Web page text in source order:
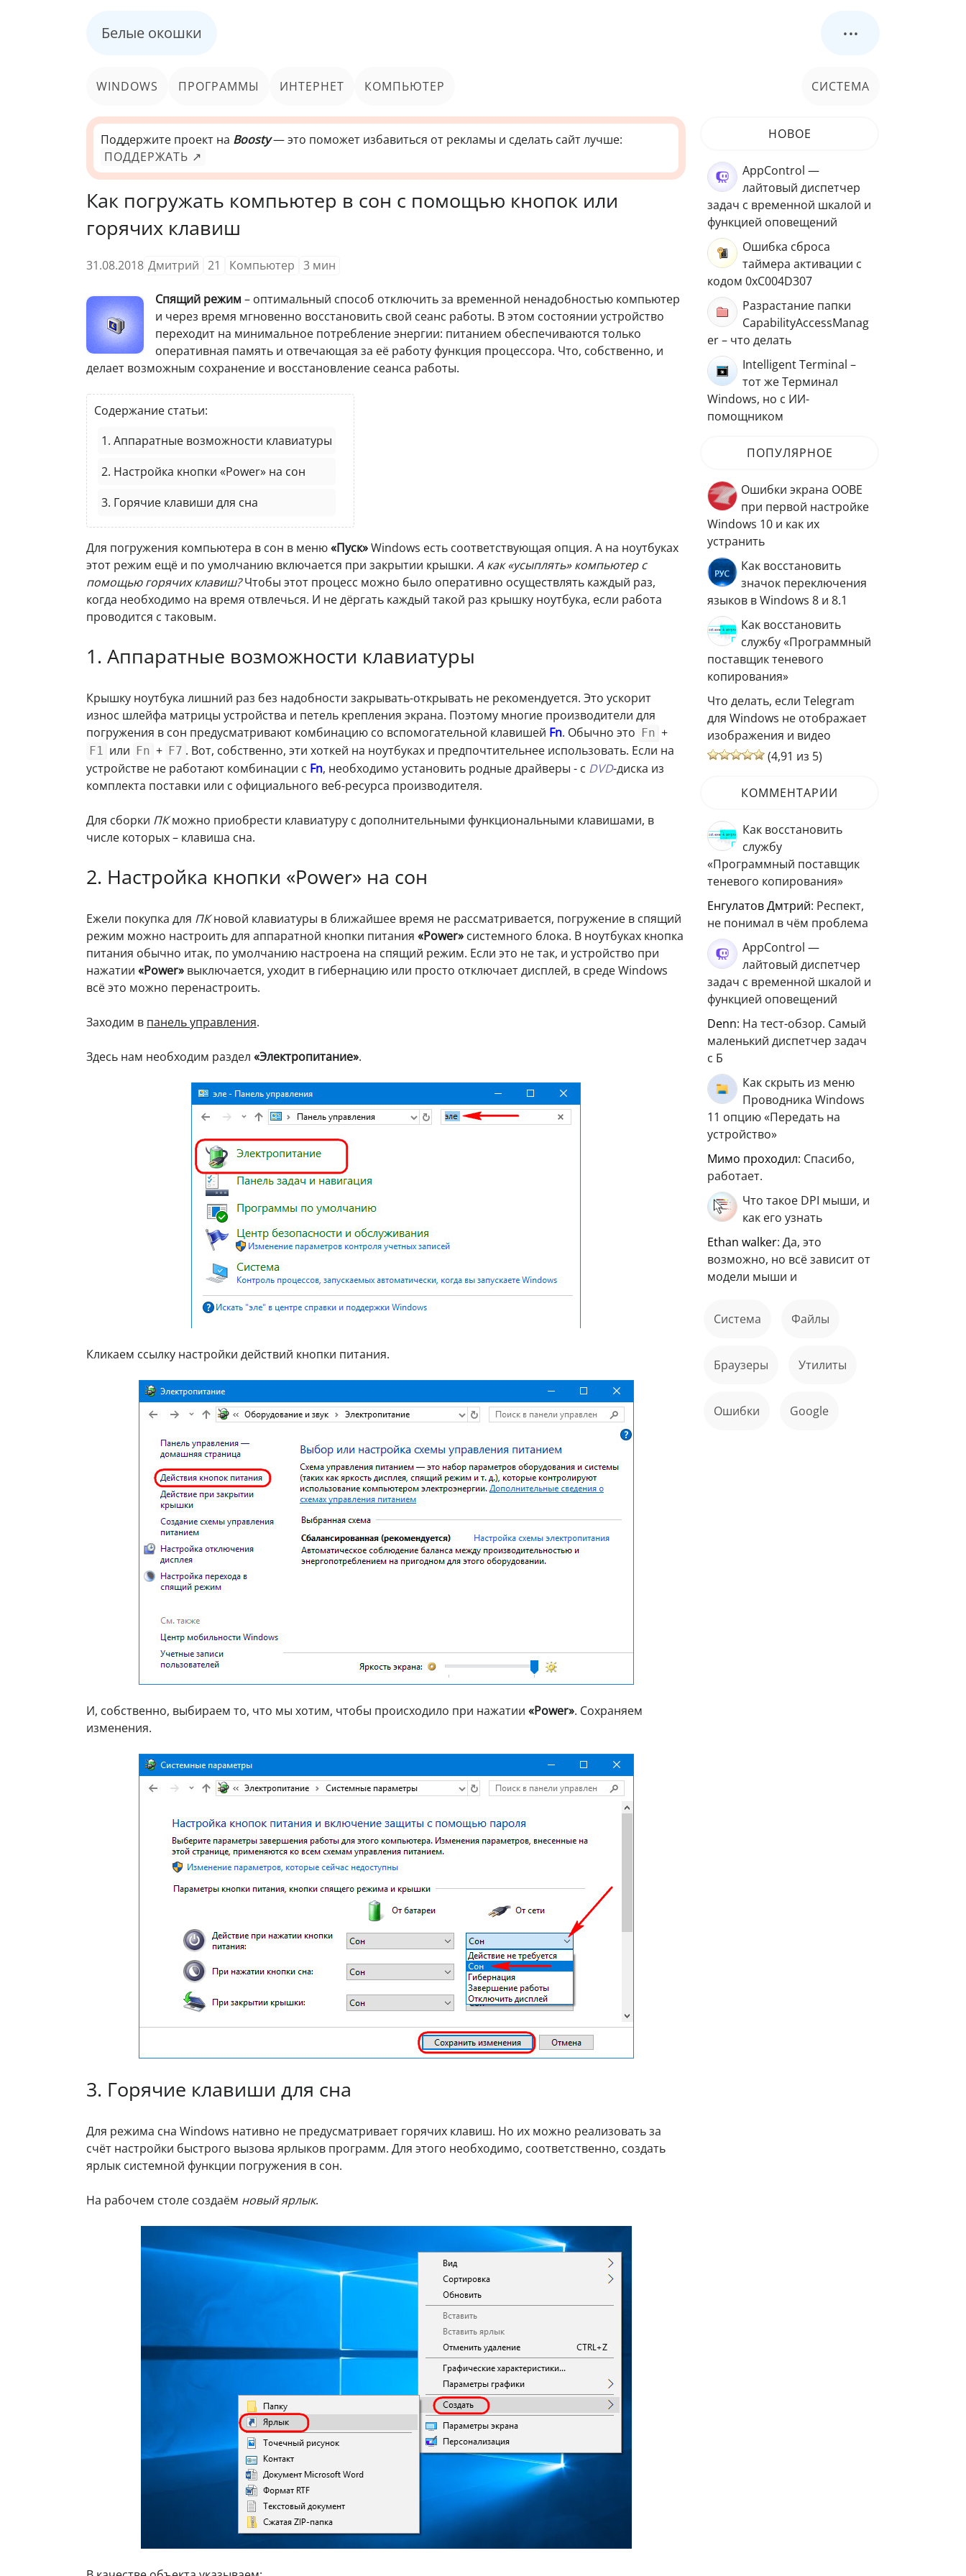
Белые окошки ...
WINDOWS ПРОГРАММЫ ИНТЕРНЕТ КОМПЬЮТЕР СИСТЕМА
Поддержите проект на Boosty— это поможет избавиться от рекламы и сделать сайт лучше:
ПОДДЕРЖАТЬ ↗
Как погружать компьютер в сон с помощью кнопок или
горячих клавиш
31.08.2018 Дмитрий 21 Компьютер 3 мин
Спящий режим – оптимальный способ отключить за временной ненадобностью компьютер
и через время мгновенно восстановить свой сеанс работы. В этом состоянии устройство
переходит на минимальное потребление энергии: питанием обеспечиваются только
оперативная память и отвечающая за её работу функция процессора. Что, собственно, и
делает возможным сохранение и восстановление сеанса работы.
Содержание статьи:
1. Аппаратные возможности клавиатуры
2. Настройка кнопки «Power» на сон
3. Горячие клавиши для сна
Для погружения компьютера в сон в меню«Пуск»Windows есть соответствующая опция. А на ноутбуках
этот режим ещё и по умолчанию включается при закрытии крышки. А как «усыплять» компьютер с
помощью горячих клавиш?Чтобы этот процесс можно было оперативно осуществлять каждый раз,
когда необходимо на время отвлечься. И не дёргать каждый такой раз крышку ноутбука, если работа
проводится с таковым.
1. Аппаратные возможности клавиатуры
Крышку ноутбука лишний раз без надобности закрывать-открывать не рекомендуется. Это ускорит
износ шлейфа матрицы устройства и петель крепления экрана. Поэтому многие производители для
погружения в сон предусматривают комбинацию со вспомогательной клавишей Fn. Обычно это Fn +
F1 или Fn + F7 . Вот, собственно, эти хоткей на ноутбуках и предпочтительнее использовать. Если на
устройстве не работают комбинации с Fn, необходимо установить родные драйверы - с DVD-диска из
комплекта поставки или с официального веб-ресурса производителя.
Для сборки ПКможно приобрести клавиатуру с дополнительными функциональными клавишами, в
числе которых – клавиша сна.
2. Настройка кнопки «Power» на сон
Ежели покупка для ПКновой клавиатуры в ближайшее время не рассматривается, погружение в спящий
режим можно настроить для аппаратной кнопки питания «Power» системного блока. В ноутбуках кнопка
питания обычно итак, по умолчанию настроена на спящий режим. Если это не так, и устройство при
нажатии «Power» выключается, уходит в гибернацию или просто отключает дисплей, в среде Windows
всё это можно перенастроить.
Заходим в панель управления.
Здесь нам необходим раздел «Электропитание».
Кликаем ссылку настройки действий кнопки питания.
И, собственно, выбираем то, что мы хотим, чтобы происходило при нажатии «Power». Сохраняем
изменения.
3. Горячие клавиши для сна
Для режима сна Windows нативно не предусматривает горячих клавиш. Но их можно реализовать за
счёт настройки быстрого вызова ярлыков программ. Для этого необходимо, соответственно, создать
ярлык системной функции погружения в сон.
На рабочем столе создаём новый ярлык.
НОВОЕ
AppControl —
лайтовый диспетчер
задач с временной шкалой и
функцией оповещений
Ошибка сброса
таймера активации с
кодом 0xC004D307
Разрастание папки
CapabilityAccessManag
er – что делать
Intelligent Terminal –
тот же Терминал
Windows, но с ИИ-
помощником
ПОПУЛЯРНОЕ
Ошибки экрана OOBE
при первой настройке
Windows 10 и как их
устранить
Как восстановить
значок переключения
языков в Windows 8 и 8.1
Как восстановить
службу «Программный
поставщик теневого
копирования»
Что делать, если Telegram
для Windows не отображает
изображения и видео
(4,91 из 5)
КОММЕНТАРИИ
Как восстановить
службу
«Программный поставщик
теневого копирования»
Енгулатов Дмтрий: Респект,
не понимал в чём проблема
AppControl —
лайтовый диспетчер
задач с временной шкалой и
функцией оповещений
Denn: На тест-обзор. Самый
маленький диспетчер задач
с Б
Как скрыть из меню
Проводника Windows
11 опцию «Передать на
устройство»
мимо проходил: Спасибо,
работает.
Что такое DPI мыши, и
как его узнать
ethan walker: Да, это
возможно, но всё зависит от
модели мыши и
Система файлы
Браузеры Утилиты
ошибки Google